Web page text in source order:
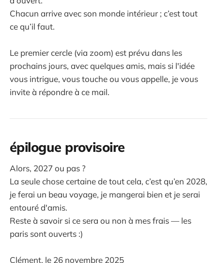
Chacun arrive avec son monde intérieur ; c’est tout
ce qu’il faut.
Le premier cercle (via zoom) est prévu dans les
prochains jours, avec quelques amis, mais si l'idée
vous intrigue, vous touche ou vous appelle, je vous
invite à répondre à ce mail.
épilogue provisoire
Alors, 2027 ou pas ?
La seule chose certaine de tout cela, c’est qu’en 2028,
je ferai un beau voyage, je mangerai bien et je serai
entouré d'amis.
Reste à savoir si ce sera ou non à mes frais — les
paris sont ouverts :)
Clément, le 26 novembre 2025